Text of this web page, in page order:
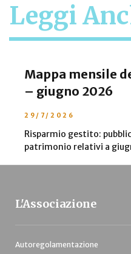
Leggi
Mappa mensile
– giugno 2026
29/7/2026
Risparmio gestito:
patrimonio relativi a
L'Associazione
Autoregolamentazione